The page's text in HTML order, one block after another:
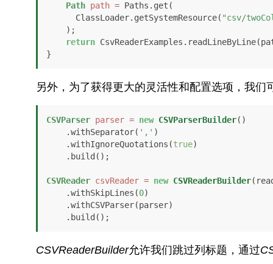
Path path = Paths.get(
      ClassLoader.getSystemResource(
"csv/
return
另外，为了获得更大的灵活性和配置选项，我们
CSVParser parser = new CSVParserBuilder()
    .withSeparator(
',' )
    .withIgnoreQuotations(
true)
CSVReader csvReader = new CSVReaderBuilder
    .withSkipLines(
0)
    .build();
CSVReaderBuilder允许我们跳过列标题，通过